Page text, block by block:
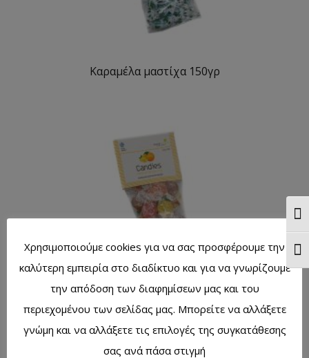
Καραμέλα μαστίχα 150γρ
Καραμέλα Μεσογειακό κοκτείλ 150γρ
Χρησιμοποιούμε cookies για να σας προσφέρουμε την
καλύτερη εμπειρία στο διαδίκτυο και για να γνωρίζουμε
την απόδοση των διαφημίσεων μας και του
περιεχομένου των σελίδας μας. Μπορείτε να αλλάξετε
γνώμη και να αλλάξετε τις επιλογές της συγκατάθεσης
σας ανά πάσα στιγμή